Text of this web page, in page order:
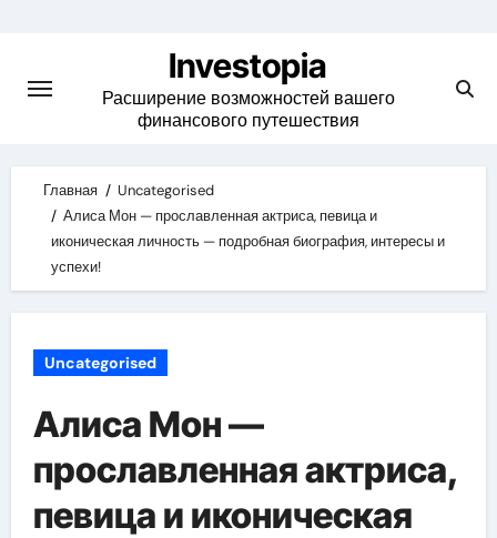
content
Investopia
Расширение возможностей вашего
финансового путешествия
Главная
Uncategorised
Алиса Мон — прославленная актриса, певица и
иконическая личность — подробная биография, интересы и
успехи!
Uncategorised
Алиса Мон —
прославленная актриса,
певица и иконическая